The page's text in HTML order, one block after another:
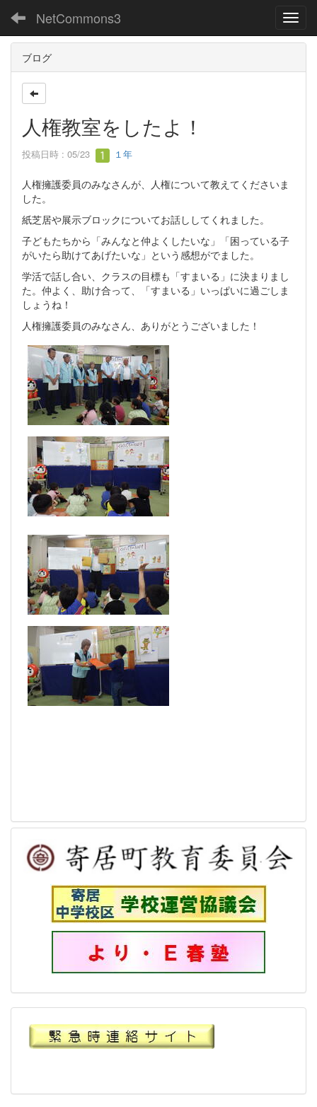
NetCommons3
ブログ
人権教室をしたよ！
投稿日時 : 05/23 １年
人権擁護委員のみなさんが、人権について教えてくださいま
した。
紙芝居や展示ブロックについてお話ししてくれました。
子どもたちから「みんなと仲よくしたいな」「困っている子
がいたら助けてあげたいな」という感想がでました。
学活で話し合い、クラスの目標も「すまいる」に決まりまし
た。仲よく、助け合って、「すまいる」いっぱいに過ごしま
しょうね！
人権擁護委員のみなさん、ありがとうございました！